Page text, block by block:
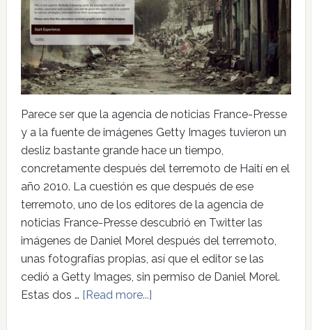
Parece ser que la agencia de noticias France-Presse
y a la fuente de imágenes Getty Images tuvieron un
desliz bastante grande hace un tiempo,
concretamente después del terremoto de Haití en el
año 2010. La cuestión es que después de ese
terremoto, uno de los editores de la agencia de
noticias France-Presse descubrió en Twitter las
imágenes de Daniel Morel después del terremoto,
unas fotografías propias, así que el editor se las
cedió a Getty Images, sin permiso de Daniel Morel.
Estas dos … [Read more...]